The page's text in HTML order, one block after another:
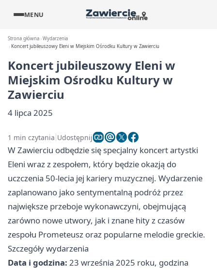
MENU
Strona główna Wydarzenia
Koncert jubileuszowy Eleni w Miejskim Ośrodku Kultury w Zawierciu
Koncert jubileuszowy Eleni w
Miejskim Ośrodku Kultury w
Zawierciu
4 lipca 2025
1 min czytania Udostępnij
W Zawierciu odbędzie się specjalny koncert artystki
Eleni wraz z zespołem, który będzie okazją do
uczczenia 50-lecia jej kariery muzycznej. Wydarzenie
zaplanowano jako sentymentalną podróż przez
największe przeboje wykonawczyni, obejmującą
zarówno nowe utwory, jak i znane hity z czasów
zespołu Prometeusz oraz popularne melodie greckie.
Szczegóły wydarzenia
Data i godzina: 23 września 2025 roku, godzina